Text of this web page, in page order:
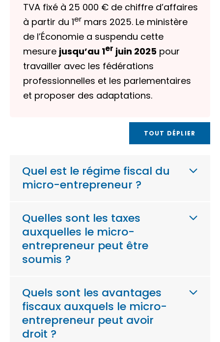
TVA fixé à 25 000 € de chiffre d’affaires
à partir du 1er mars 2025. Le ministère
de l’Économie a suspendu cette
mesure jusqu’au 1er juin 2025 pour
travailler avec les fédérations
professionnelles et les parlementaires
et proposer des adaptations.
TOUT DÉPLIER
Quel est le régime fiscal du
micro-entrepreneur ?
Quelles sont les taxes
auxquelles le micro-
entrepreneur peut être
soumis ?
Quels sont les avantages
fiscaux auxquels le micro-
entrepreneur peut avoir
droit ?